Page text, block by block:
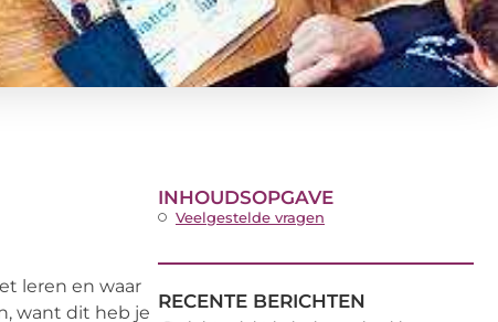
leren en waar
want dit heb je
INHOUDSOPGAVE
Veelgestelde vragen
RECENTE BERICHTEN